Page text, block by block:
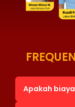
Apakah